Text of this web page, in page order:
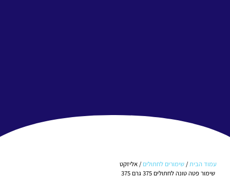
עמוד הבית/שימורים לחתולים / אליזקט
שימור פטה טונה לחתולים 375 גרם 375